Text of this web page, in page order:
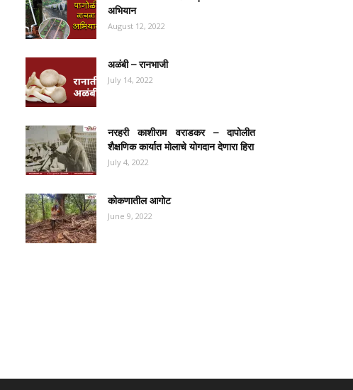
अभियान
August 12, 2022
अळंबी – रानभाजी
July 14, 2022
नरहरी काशीराम वराडकर – दापोलीत
शैक्षणिक कार्यात मोलाचे योगदान देणारा हिरा
July 4, 2022
कोकणातील आगोट
June 9, 2022